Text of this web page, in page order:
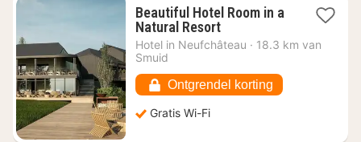
Beautiful Hotel Room in a
Natural Resort1
nacht
180,66
Hotel in Neufchâteau · 18.3 km van
Smuid
Ontgrendel korting
Gratis Wi-Fi